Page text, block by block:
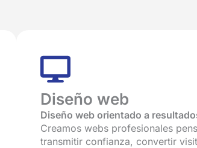
Diseño web
Diseño web orientado a
Creamos webs profesionales
transmitir confianza, convertir